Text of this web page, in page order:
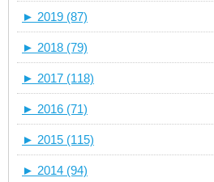
► 2019 (87)
► 2018 (79)
► 2017 (118)
► 2016 (71)
► 2015 (115)
► 2014 (94)